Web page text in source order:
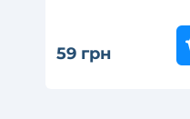
59 грн